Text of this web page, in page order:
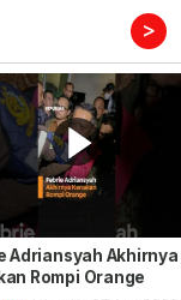
>
Adriansyah Akhirnya
Rompi Orange